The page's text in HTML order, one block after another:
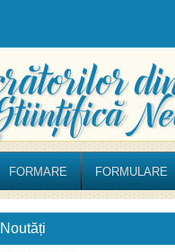
FORMARE FORMULARE
Noutăți